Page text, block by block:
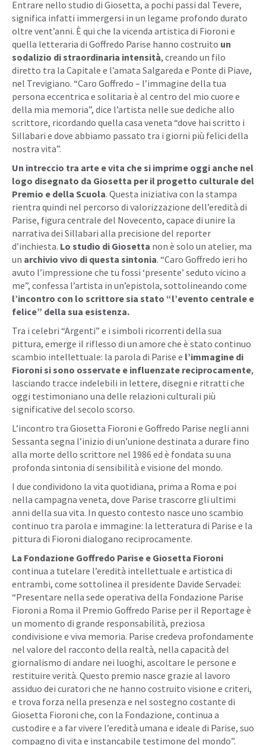
Entrare nello studio di Giosetta, a pochi passi dal Tevere,
significa infatti immergersi in un legame profondo durato
oltre vent’anni. È qui che la vicenda artistica di Fioroni e
quella letteraria di Goffredo Parise hanno costruito un
sodalizio di straordinaria intensità, creando un filo
diretto tra la Capitale e l’amata Salgareda e Ponte di Piave,
nel Trevigiano. “Caro Goffredo – l’immagine della tua
persona eccentrica e solitaria è al centro del mio cuore e
della mia memoria”, dice l’artista nelle sue dediche allo
scrittore, ricordando quella casa veneta “dove hai scritto i
Sillabari e dove abbiamo passato tra i giorni più felici della
nostra vita”.
Un intreccio tra arte e vita che si imprime oggi anche nel
logo disegnato da Giosetta per il progetto culturale del
Premio e della Scuola. Questa iniziativa con la stampa
rientra quindi nel percorso di valorizzazione dell’eredità di
Parise, figura centrale del Novecento, capace di unire la
narrativa dei Sillabari alla precisione del reporter
d’inchiesta. Lo studio di Giosetta non è solo un atelier, ma
un archivio vivo di questa sintonia. “Caro Goffredo ieri ho
avuto l’impressione che tu fossi ‘presente’ seduto vicino a
me”, confessa l’artista in un’epistola, sottolineando come
l’incontro con lo scrittore sia stato “l’evento centrale e
felice” della sua esistenza.
Tra i celebri “Argenti” e i simboli ricorrenti della sua
pittura, emerge il riflesso di un amore che è stato continuo
scambio intellettuale: la parola di Parise e l’immagine di
Fioroni si sono osservate e influenzate reciprocamente,
lasciando tracce indelebili in lettere, disegni e ritratti che
oggi testimoniano una delle relazioni culturali più
significative del secolo scorso.
L’incontro tra Giosetta Fioroni e Goffredo Parise negli anni
Sessanta segna l’inizio di un’unione destinata a durare fino
alla morte dello scrittore nel 1986 ed è fondata su una
profonda sintonia di sensibilità e visione del mondo.
I due condividono la vita quotidiana, prima a Roma e poi
nella campagna veneta, dove Parise trascorre gli ultimi
anni della sua vita. In questo contesto nasce uno scambio
continuo tra parola e immagine: la letteratura di Parise e la
pittura di Fioroni dialogano reciprocamente.
La Fondazione Goffredo Parise e Giosetta Fioroni
continua a tutelare l’eredità intellettuale e artistica di
entrambi, come sottolinea il presidente Davide Servadei:
“Presentare nella sede operativa della Fondazione Parise
Fioroni a Roma il Premio Goffredo Parise per il Reportage è
un momento di grande responsabilità, preziosa
condivisione e viva memoria. Parise credeva profondamente
nel valore del racconto della realtà, nella capacità del
giornalismo di andare nei luoghi, ascoltare le persone e
restituire verità. Questo premio nasce grazie al lavoro
assiduo dei curatori che ne hanno costruito visione e criteri,
e trova forza nella presenza e nel sostegno costante di
Giosetta Fioroni che, con la Fondazione, continua a
custodire e a far vivere l’eredità umana e ideale di Parise, suo
compagno di vita e instancabile testimone del mondo”.